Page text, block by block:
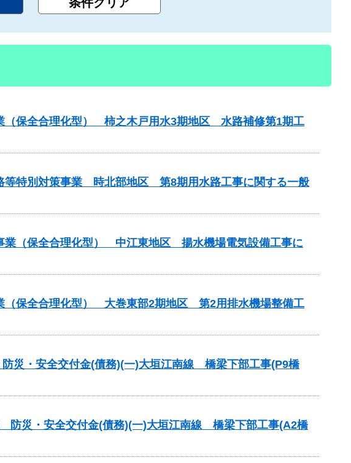
（保全合理化型） 柿之木戸用水3期地区 水路補修第1期工
等特別対策事業 時北部地区 第8期用水路工事に関する一般
業（保全合理化型） 中江東地区 揚水機場電気設備工事に
（保全合理化型） 大巻東部2期地区 第2用排水機場整備工
災・安全交付金(債務)(一)大垣江南線 橋梁下部工事(P9橋
防災・安全交付金(債務)(一)大垣江南線 橋梁下部工事(A2橋